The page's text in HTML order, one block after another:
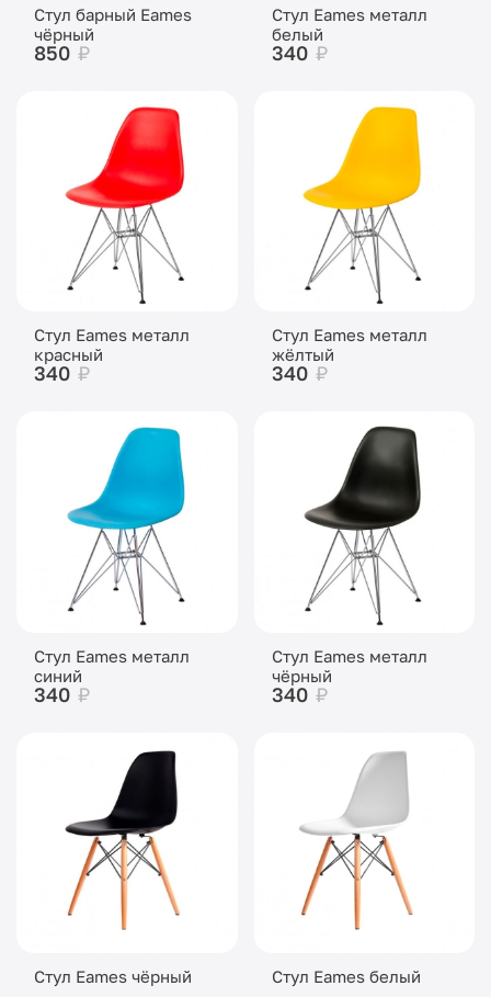
Стул барный Eames
чёрный
850 ₽
Стул Eames металл
белый
340 ₽
Стул Eames металл
красный
340 ₽
Стул Eames металл
жёлтый
340 ₽
Стул Eames металл
синий
340 ₽
Стул Eames металл
чёрный
340 ₽
Стул Eames чёрный Стул Eames белый